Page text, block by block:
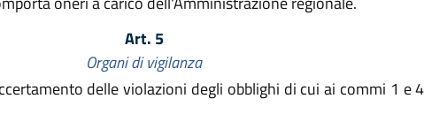
Art. 5
Organi di vigilanza
delle violazioni degli obblighi di cui ai commi 1 e